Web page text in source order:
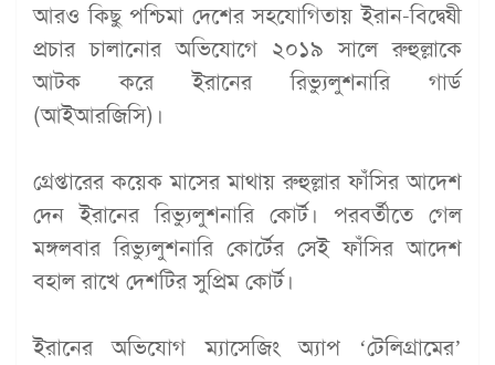
আরও কিছু পশ্চিমা দেশের সহযোগিতায় ইরান-বিদ্বেষী
প্রচার চালানোর অভিযোগে ২০১৯ সালে রুহুল্লাকে
আটক করে ইরানের রিভ্যুলুশনারি গার্ড
(আইআরজিসি)।
গ্রেপ্তারের কয়েক মাসের মাথায় রুহুল্লার ফাঁসির আদেশ
দেন ইরানের রিভ্যুলুশনারি কোর্ট। পরবর্তীতে গেল
মঙ্গলবার রিভ্যুলুশনারি কোর্টের সেই ফাঁসির আদেশ
বহাল রাখে দেশটির সুপ্রিম কোর্ট।
ইরানের অভিযোগ ম্যাসেজিং অ্যাপ ‘টেলিগ্রামের’